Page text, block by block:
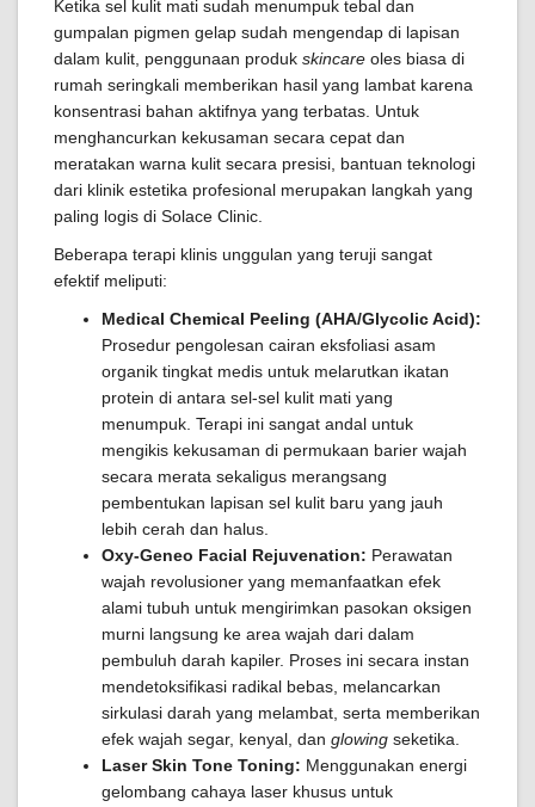
Ketika sel kulit mati sudah menumpuk tebal dan
gumpalan pigmen gelap sudah mengendap di lapisan
dalam kulit, penggunaan produk skincare oles biasa di
rumah seringkali memberikan hasil yang lambat karena
konsentrasi bahan aktifnya yang terbatas. Untuk
menghancurkan kekusaman secara cepat dan
meratakan warna kulit secara presisi, bantuan teknologi
dari klinik estetika profesional merupakan langkah yang
paling logis di Solace Clinic.
Beberapa terapi klinis unggulan yang teruji sangat
efektif meliputi:
Medical Chemical Peeling (AHA/Glycolic Acid):
Prosedur pengolesan cairan eksfoliasi asam
organik tingkat medis untuk melarutkan ikatan
protein di antara sel-sel kulit mati yang
menumpuk. Terapi ini sangat andal untuk
mengikis kekusaman di permukaan barier wajah
secara merata sekaligus merangsang
pembentukan lapisan sel kulit baru yang jauh
lebih cerah dan halus.
Oxy-Geneo Facial Rejuvenation: Perawatan
wajah revolusioner yang memanfaatkan efek
alami tubuh untuk mengirimkan pasokan oksigen
murni langsung ke area wajah dari dalam
pembuluh darah kapiler. Proses ini secara instan
mendetoksifikasi radikal bebas, melancarkan
sirkulasi darah yang melambat, serta memberikan
efek wajah segar, kenyal, dan glowing seketika.
Laser Skin Tone Toning: Menggunakan energi
gelombang cahaya laser khusus untuk